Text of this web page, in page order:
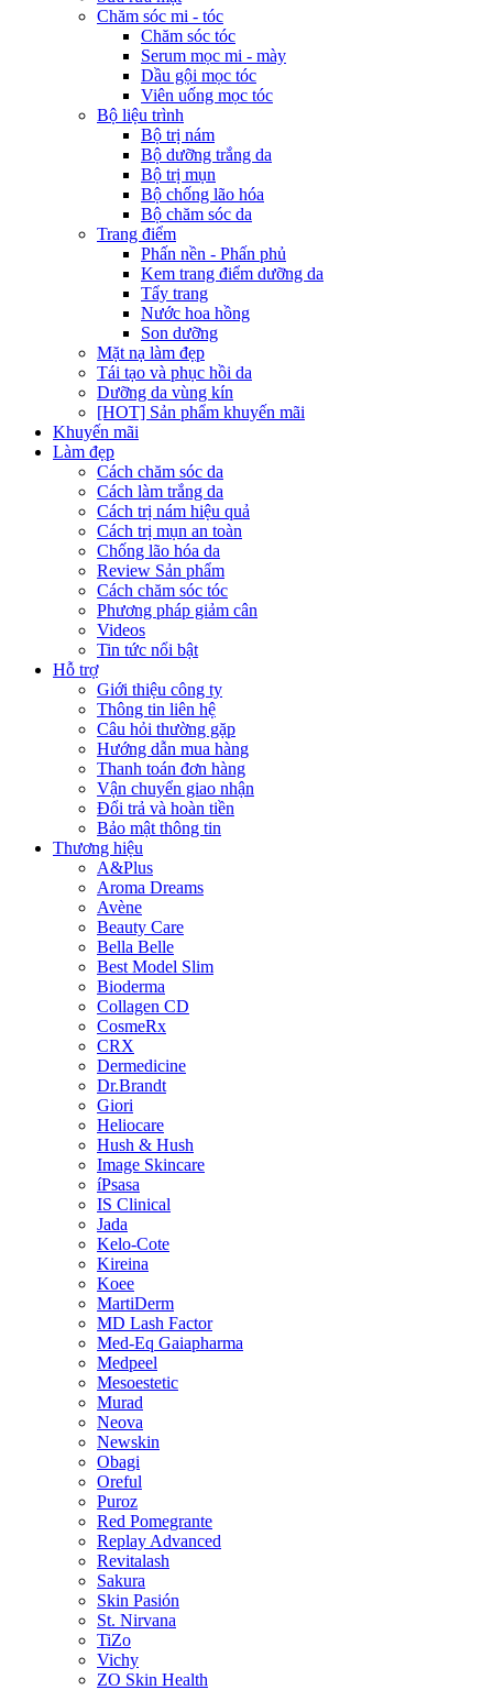
Chăm sóc mi - tóc
Chăm sóc tóc
Serum mọc mi - mày
Dầu gội mọc tóc
Viên uống mọc tóc
Bộ liệu trình
Bộ trị nám
Bộ dưỡng trắng da
Bộ trị mụn
Bộ chống lão hóa
Bộ chăm sóc da
Trang điểm
Phấn nền - Phấn phủ
Kem trang điểm dưỡng da
Tẩy trang
Nước hoa hồng
Son dưỡng
Mặt nạ làm đẹp
Tái tạo và phục hồi da
Dưỡng da vùng kín
[HOT] Sản phẩm khuyến mãi
Khuyến mãi
Làm đẹp
Cách chăm sóc da
Cách làm trắng da
Cách trị nám hiệu quả
Cách trị mụn an toàn
Chống lão hóa da
Review Sản phẩm
Cách chăm sóc tóc
Phương pháp giảm cân
Videos
Tin tức nổi bật
Hỗ trợ
Giới thiệu công ty
Thông tin liên hệ
Câu hỏi thường gặp
Hướng dẫn mua hàng
Thanh toán đơn hàng
Vận chuyển giao nhận
Đổi trả và hoàn tiền
Bảo mật thông tin
Thương hiệu
A&Plus
Aroma Dreams
Avène
Beauty Care
Bella Belle
Best Model Slim
Bioderma
Collagen CD
CosmeRx
CRX
Dermedicine
Dr.Brandt
Giori
Heliocare
Hush & Hush
Image Skincare
íPsasa
IS Clinical
Jada
Kelo-Cote
Kireina
Koee
MartiDerm
MD Lash Factor
Med-Eq Gaiapharma
Medpeel
Mesoestetic
Murad
Neova
Newskin
Obagi
Oreful
Puroz
Red Pomegrante
Replay Advanced
Revitalash
Sakura
Skin Pasión
St. Nirvana
TiZo
Vichy
ZO Skin Health